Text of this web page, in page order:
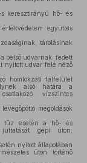
keresztirányú hő- és
együttes
tárolásinak
belső udvarnak, fedett
nyitott udvar felé néző
homlokzati falfelület
alsó határa a
vízszintes
megoldások
tűz esetén a hő- és
gépi úton,
nyitott állapotában
úton történő